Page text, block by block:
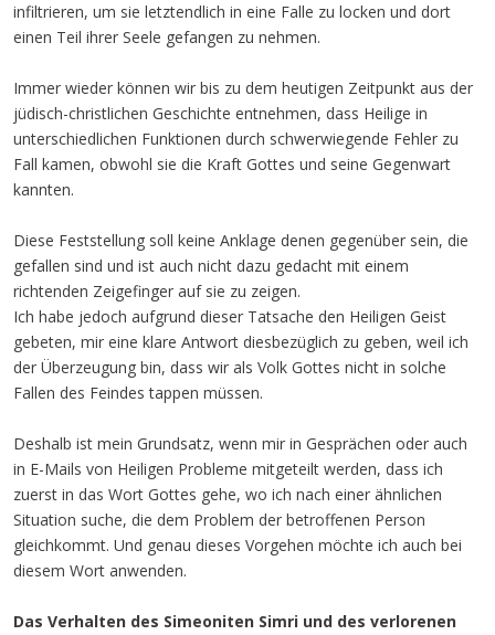
infiltrieren, um sie letztendlich in eine Falle zu locken und dort
einen Teil ihrer Seele gefangen zu nehmen.
Immer wieder können wir bis zu dem heutigen Zeitpunkt aus der
jüdisch-christlichen Geschichte entnehmen, dass Heilige in
unterschiedlichen Funktionen durch schwerwiegende Fehler zu
Fall kamen, obwohl sie die Kraft Gottes und seine Gegenwart
kannten.
Diese Feststellung soll keine Anklage denen gegenüber sein, die
gefallen sind und ist auch nicht dazu gedacht mit einem
richtenden Zeigefinger auf sie zu zeigen.
Ich habe jedoch aufgrund dieser Tatsache den Heiligen Geist
gebeten, mir eine klare Antwort diesbezüglich zu geben, weil ich
der Überzeugung bin, dass wir als Volk Gottes nicht in solche
Fallen des Feindes tappen müssen.
Deshalb ist mein Grundsatz, wenn mir in Gesprächen oder auch
in E-Mails von Heiligen Probleme mitgeteilt werden, dass ich
zuerst in das Wort Gottes gehe, wo ich nach einer ähnlichen
Situation suche, die dem Problem der betroffenen Person
gleichkommt. Und genau dieses Vorgehen möchte ich auch bei
diesem Wort anwenden.
Das Verhalten des Simeoniten Simri und des verlorenen